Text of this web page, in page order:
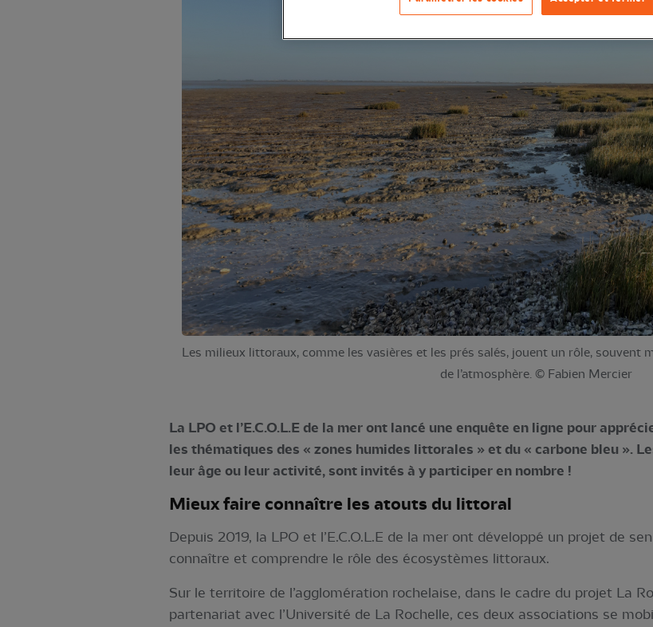
Les milieux littoraux, comme les vasières et les prés salés, jouent un rôle, souvent
de l’atmosphère. © Fabien Mercier
La LPO et l’E.C.O.L.E de la mer ont lancé une enquête en ligne pour
les thématiques des « zones humides littorales » et du « carbone bleu ».
leur âge ou leur activité, sont invités à y participer en nombre !
Mieux faire connaître les atouts du littoral
Depuis 2019, la LPO et l’E.C.O.L.E de la mer ont développé un projet de
connaître et comprendre le rôle des écosystèmes littoraux.
Sur le territoire de l’agglomération rochelaise, dans le cadre du projet La
partenariat avec l’Université de La Rochelle, ces deux associations se